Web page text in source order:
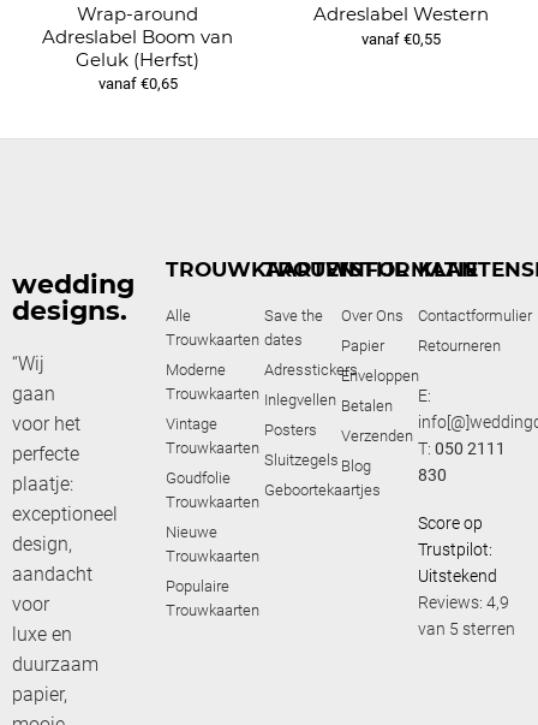
Wrap-around
Adreslabel Boom van
Geluk (Herfst)
vanaf €0,65
Adreslabel Western
vanaf €0,55
wedding
designs.
“Wij
gaan
voor het
perfecte
plaatje:
exceptioneel
design,
aandacht
voor
luxe en
duurzaam
papier,
TROUWKAARTEN
Alle
Trouwkaarten
Moderne
Trouwkaarten
Vintage
Trouwkaarten
Goudfolie
Trouwkaarten
Nieuwe
Trouwkaarten
Populaire
Trouwkaarten
TROUWSTIJL
Save the
dates
Adresstickers
Inlegvellen
Posters
Sluitzegels
Geboortekaartjes
INFORMATIE
Over Ons
Papier
Enveloppen
Betalen
Verzenden
Blog
Contactformulier
Retourneren
E:
T:050 2111
830
Score op
Trustpilot:
Uitstekend
Reviews: 4,9
van 5 sterren